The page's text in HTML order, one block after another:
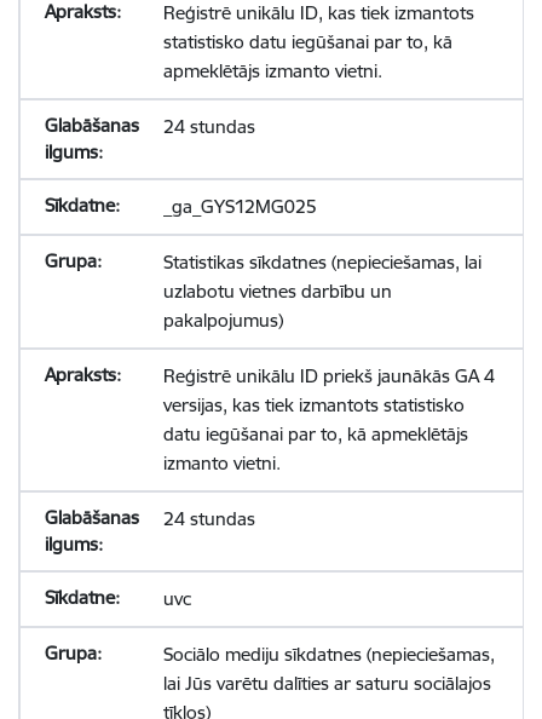
Reģistrē unikālu ID, kas tiek izmantots
statistisko datu iegūšanai par to, kā
apmeklētājs izmanto vietni.
24 stundas
_ga_GYS12MG025
Statistikas sīkdatnes (nepieciešamas, lai
uzlabotu vietnes darbību un
pakalpojumus)
Reģistrē unikālu ID priekš jaunākās GA 4
versijas, kas tiek izmantots statistisko
datu iegūšanai par to, kā apmeklētājs
izmanto vietni.
24 stundas
uvc
Sociālo mediju sīkdatnes (nepieciešamas,
lai Jūs varētu dalīties ar saturu sociālajos
tīklos)